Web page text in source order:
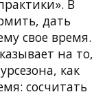
В
дать
свое время.
на то,
как
сосчитать